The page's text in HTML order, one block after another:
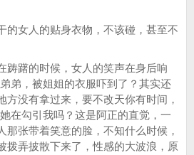
的女人的贴身衣物，不该碰，甚至不
踌躇的时候，女人的笑声在身后响
弟，被姐姐的衣服吓到了？其实还
方没有拿过来，要不改天你有时间，
在勾引我吗？这是阿正的直觉，一
那张带着笑意的脸，不知什么时候，
拨弄披散下来了，性感的大波浪，原